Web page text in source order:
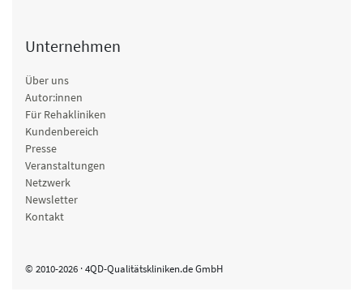
Unternehmen
Über uns
Autor:innen
Für Rehakliniken
Kundenbereich
Presse
Veranstaltungen
Netzwerk
Newsletter
Kontakt
© 2010-2026 · 4QD-Qualitätskliniken.de GmbH